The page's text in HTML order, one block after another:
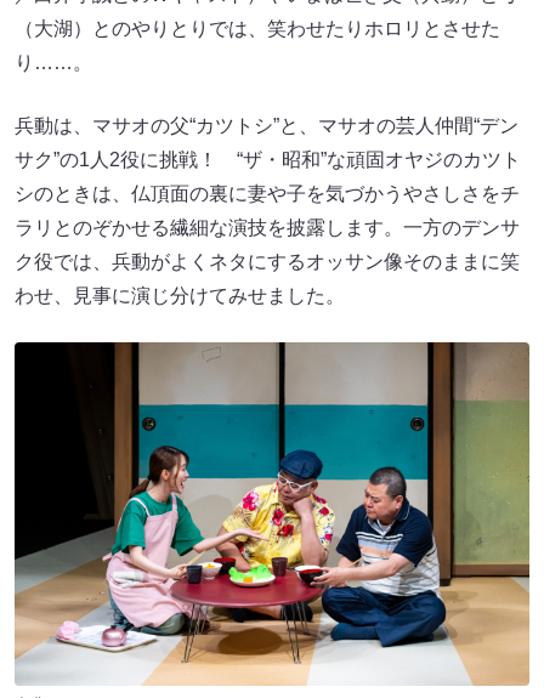
（大湖）とのやりとりでは、笑わせたりホロリとさせた
り……。
兵動は、マサオの父“カツトシ”と、マサオの芸人仲間“デン
サク”の1人2役に挑戦！ “ザ・昭和”な頑固オヤジのカツト
シのときは、仏頂面の裏に妻や子を気づかうやさしさをチ
ラリとのぞかせる繊細な演技を披露します。一方のデンサ
ク役では、兵動がよくネタにするオッサン像そのままに笑
わせ、見事に演じ分けてみせました。